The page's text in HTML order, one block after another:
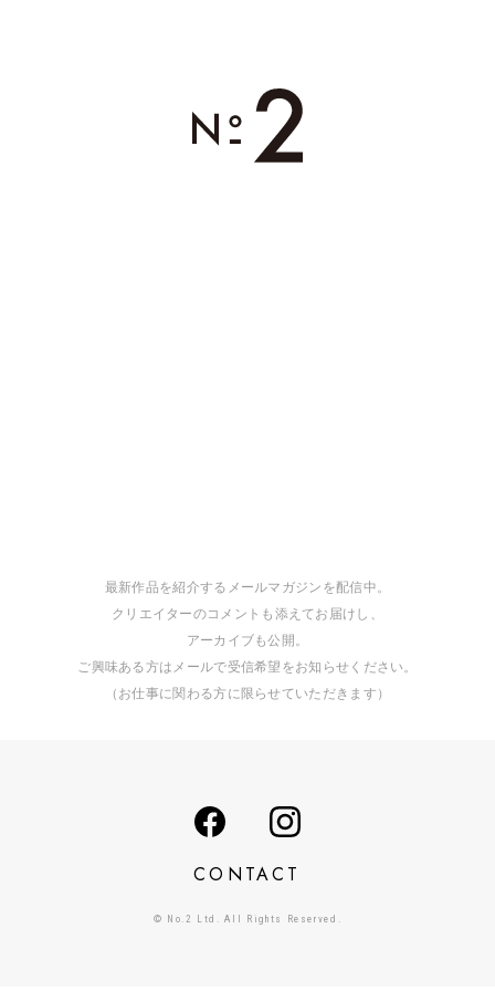
最新作品を紹介するメールマガジンを配信中。
クリエイターのコメントも添えてお届けし、
アーカイブも公開。
ご興味ある方はメールで受信希望をお知らせください。
（お仕事に関わる方に限らせていただきます）
CONTACT
© No.2 Ltd. All Rights Reserved.